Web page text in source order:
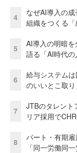
4
なぜAI導入の
組織をつくる
5
AI導入の明暗
語る「AI時代の
6
給与システム
のいいとこ取
7
JTBのタレン
リア採用で
8
パート・有期
「同一労働同